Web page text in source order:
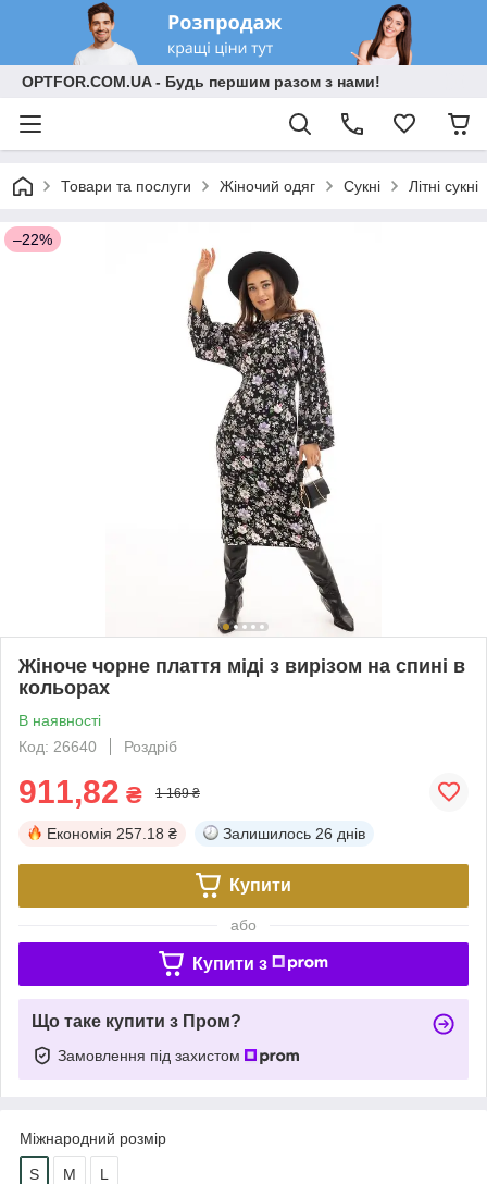
OPTFOR.COM.UA - Будь першим разом з нами!
Товари та послуги Жіночий одяг Сукні Літні сукні
–22%
Жіноче чорне плаття міді з вирізом на спині в
кольорах
В наявності
Код: 26640
Роздріб
911,82 ₴ 1 169 ₴
Економія 257.18 ₴ Залишилось 26 днів
Купити
або
Купити з
Що таке купити з Пром?
Замовлення під захистом
Міжнародний розмір
S M L